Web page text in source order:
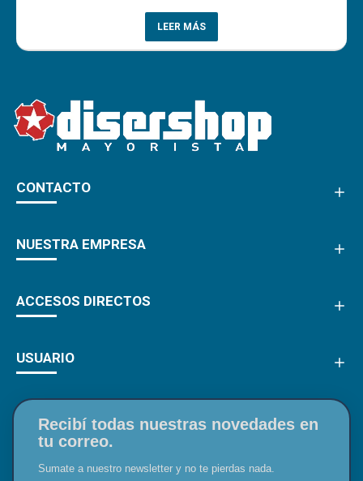
LEER MÁS
CONTACTO
NUESTRA EMPRESA
ACCESOS DIRECTOS
USUARIO
Recibí todas nuestras novedades en
tu correo.
Sumate a nuestro newsletter y no te pierdas nada.